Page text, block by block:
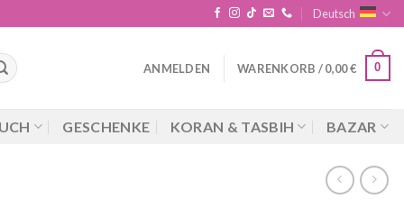
Deutsch
ANMELDEN WARENKORB /0,00€ 0
GESCHENKE KORAN & TASBIH BAZAR